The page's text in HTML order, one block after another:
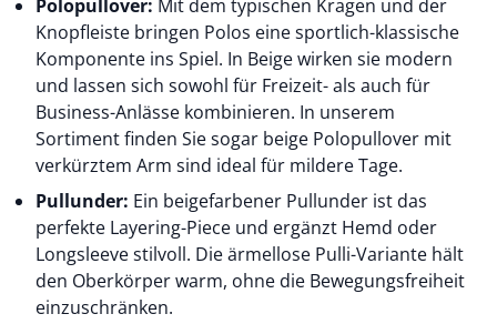
Polopullover: Mit dem typischen Kragen und der
Knopfleiste bringen Polos eine sportlich-klassische
Komponente ins Spiel. In Beige wirken sie modern
und lassen sich sowohl für Freizeit- als auch für
Business-Anlässe kombinieren. In unserem
Sortiment finden Sie sogar beige Polopullover mit
verkürztem Arm sind ideal für mildere Tage.
Pullunder: Ein beigefarbener Pullunder ist das
perfekte Layering-Piece und ergänzt Hemd oder
Longsleeve stilvoll. Die ärmellose Pulli-Variante hält
den Oberkörper warm, ohne die Bewegungsfreiheit
einzuschränken.